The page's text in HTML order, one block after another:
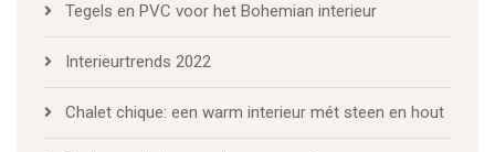
Tegels en PVC voor het Bohemian interieur
Interieurtrends 2022
Chalet chique: een warm interieur mét steen en hout